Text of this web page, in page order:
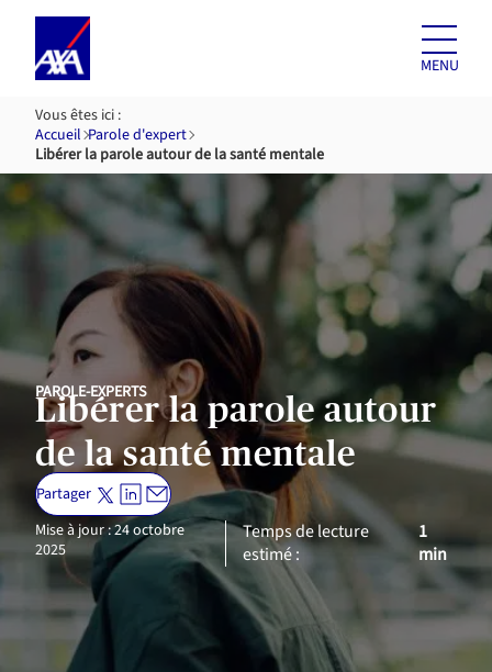
Aller au
contenu
MENU
Vous êtes ici :
Accueil Parole d'expert
Libérer la parole autour de la santé mentale
PAROLE-EXPERTS
Libérer la parole autour
de la santé mentale
Partager
Mise à jour : 24 octobre
2025
Temps de lecture
estimé :
1
min